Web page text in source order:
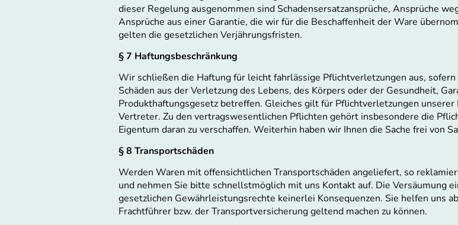
dieser Regelung ausgenommen sind Schadensersatzansprüche, Ansprüche
Ansprüche aus einer Garantie, die wir für die Beschaffenheit der Ware
gelten die gesetzlichen Verjährungsfristen.
§ 7 Haftungsbeschränkung
Wir schließen die Haftung für leicht fahrlässige Pflichtverletzungen aus,
Schäden aus der Verletzung des Lebens, des Körpers oder der Gesundheit,
Produkthaftungsgesetz betreffen. Gleiches gilt für Pflichtverletzungen
Vertreter. Zu den vertragswesentlichen Pflichten gehört insbesondere die
Eigentum daran zu verschaffen. Weiterhin haben wir Ihnen die Sache frei von
§ 8 Transportschäden
Werden Waren mit offensichtlichen Transportschäden angeliefert, so
und nehmen Sie bitte schnellstmöglich mit uns Kontakt auf. Die Versäumung
gesetzlichen Gewährleistungsrechte keinerlei Konsequenzen. Sie helfen uns
Frachtführer bzw. der Transportversicherung geltend machen zu können.